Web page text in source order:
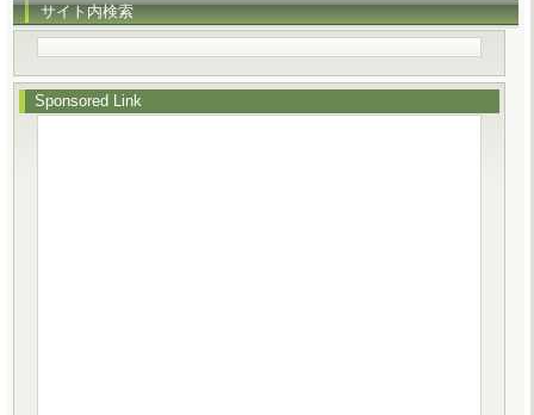
サイト内検索
Sponsored Link